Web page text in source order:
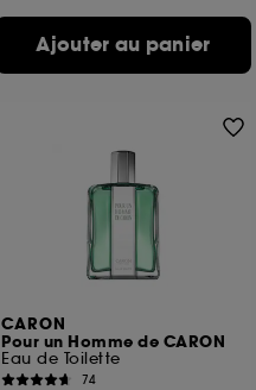
Ajouter au panier
CARON
Pour un Homme de CARON
Eau de Toilette
74